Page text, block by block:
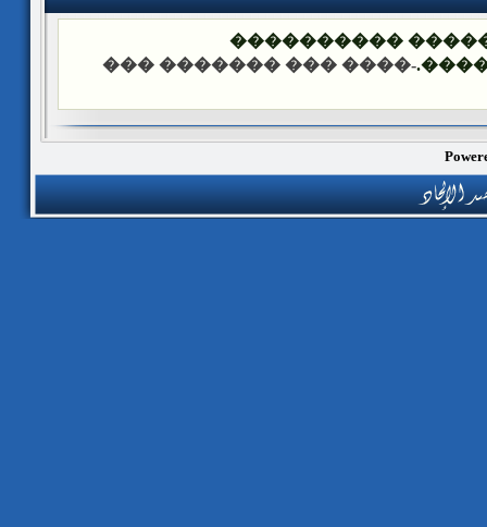
��� ����:
-���� ��� ������� ���